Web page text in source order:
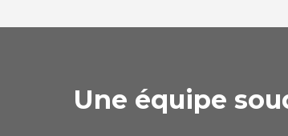
Une équipe